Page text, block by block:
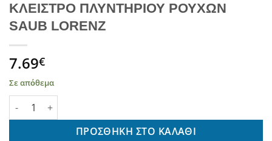
ΚΛΕΙΣΤΡΟ ΠΛΥΝΤΗΡΙΟΥ ΡΟΥΧΩΝ
SAUB LORENZ
7.69€
Σε απόθεμα
ΚΛΕΙΣΤΡΟ ΠΛΥΝΤΗΡΙΟΥ ΡΟΥΧΩΝ SAUB LORENZ ποσότητα
ΠΡΟΣΘΉΚΗ ΣΤΟ ΚΑΛΆΘΙ